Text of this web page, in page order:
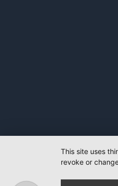
This site uses
revoke or